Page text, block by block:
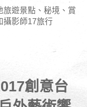
旅遊景點、秘境、賞
攝影師17旅行
創意台